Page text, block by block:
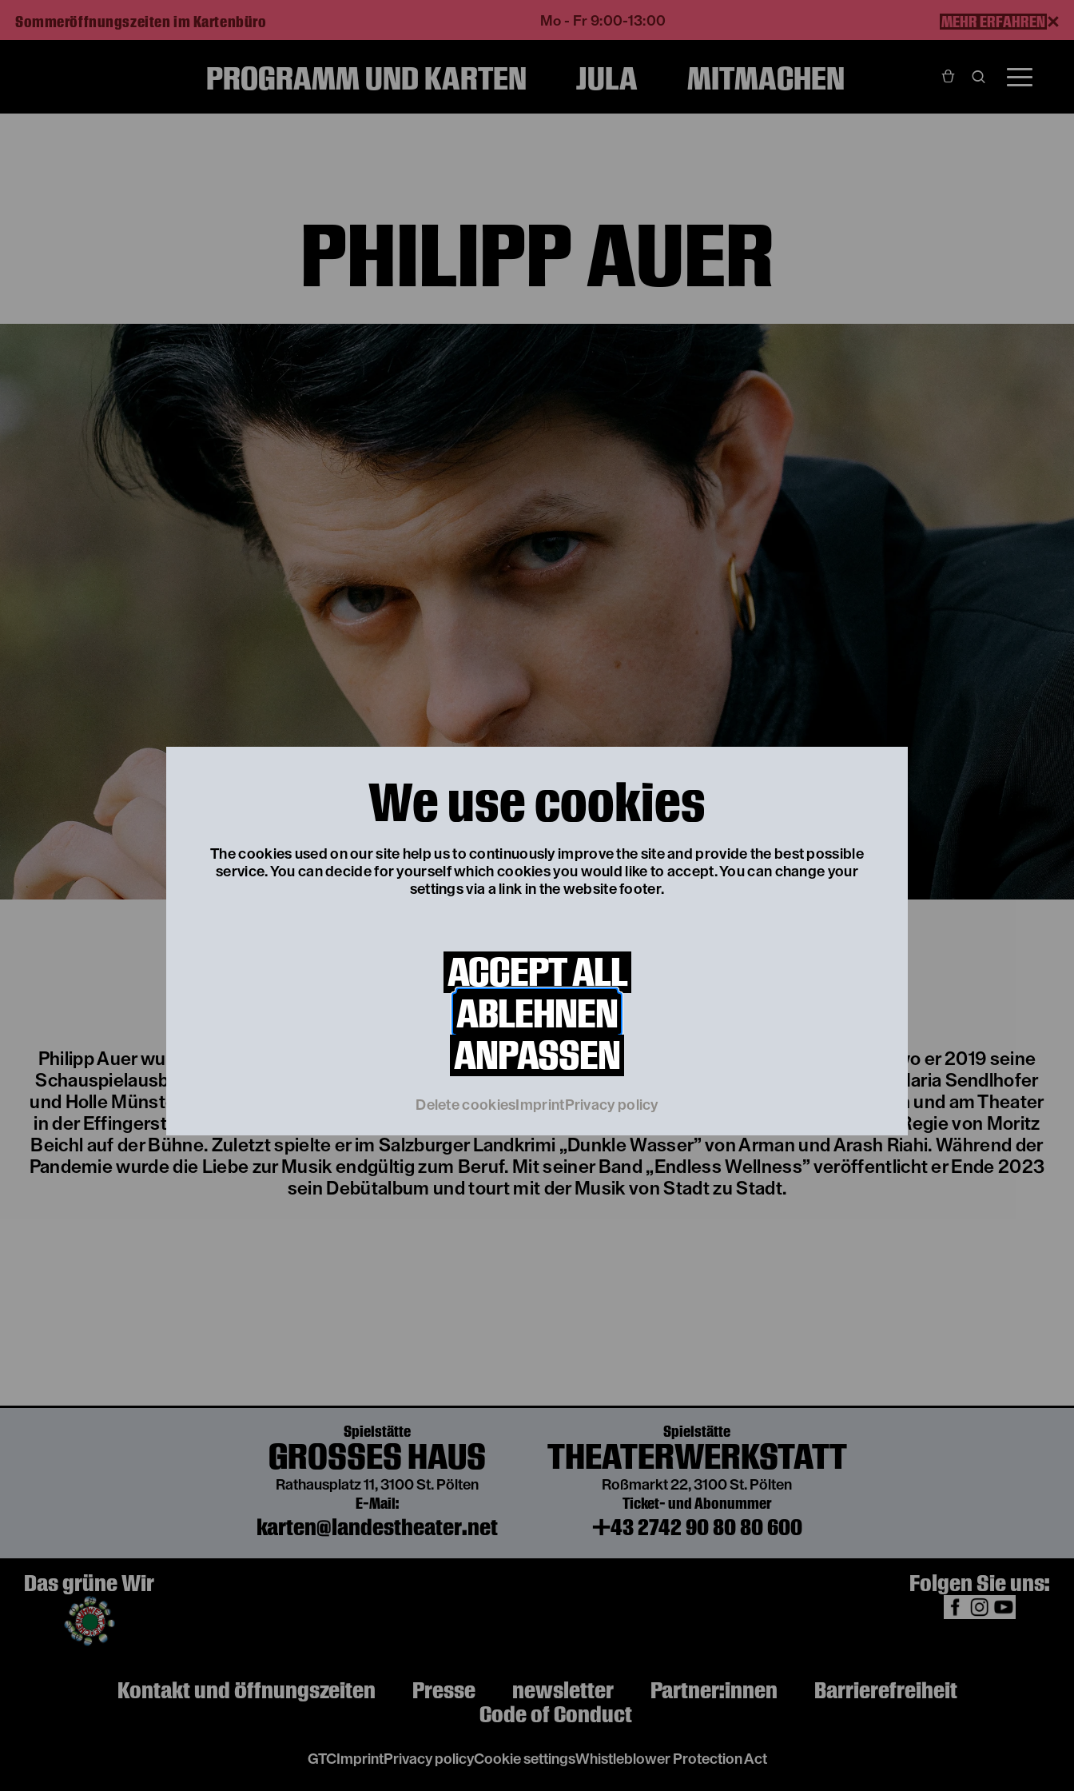
We use cookies
The cookies used on our site help us to continuously improve the site and provide the best possible
service. You can decide for yourself which cookies you would like to accept. You can change your
settings via a link in the website footer.
ACCEPT ALL
ABLEHNEN
ANPASSEN
Delete cookies Imprint Privacy policy
Sommeröffnungszeiten im Kartenbüro Mo - Fr 9:00-13:00 MEHR ERFAHREN
PROGRAMM UND KARTEN JULA MITMACHEN
PHILIPP AUER
Biography
Philipp Auer wurde 1993 in Wr. Neustadt geboren. Nach den Jugendjahren in Salzburg zog er nach Wien, wo er 2019 seine
Schauspielausbildung am Max Reinhardt Seminar abschloss. Am Theater arbeitete er mit Anna Marboe, Maria Sendlhofer
und Holle Münster und war dabei unter anderem zu sehen am Schauspielhaus Wien, am Volkstheater Wien und am Theater
in der Effingerstraße Bern. Als Musiker und Schauspieler stand er am Lichthoftheater Hamburg unter der Regie von Moritz
Beichl auf der Bühne. Zuletzt spielte er im Salzburger Landkrimi „Dunkle Wasser” von Arman und Arash Riahi. Während der
Pandemie wurde die Liebe zur Musik endgültig zum Beruf. Mit seiner Band „Endless Wellness” veröffentlicht er Ende 2023
sein Debütalbum und tourt mit der Musik von Stadt zu Stadt.
Spielstätte
GROSSES HAUS
Rathausplatz 11, 3100 St. Pölten
Spielstätte
THEATERWERKSTATT
Roßmarkt 22, 3100 St. Pölten
Ticket- und Abonummer
+43 2742 90 80 80 600
E-Mail:
karten@landestheater.net
Das grüne Wir
Folgen Sie uns:
Kontakt und Öffnungszeiten Presse newsletter Partner:innen
Barrierefreiheit
Code of Conduct
GTCImprintPrivacy policyCookie settingsWhistleblower Protection Act